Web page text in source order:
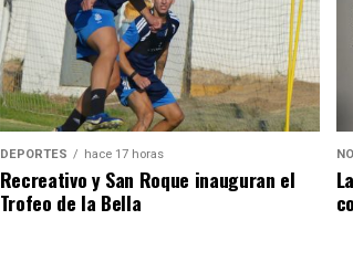
DEPORTES hace 17 horas
Recreativo y San Roque inauguran el
Trofeo de la Bella